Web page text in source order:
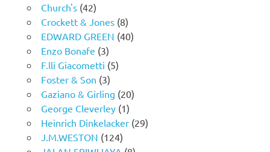
Church's(42)
Crockett & Jones(8)
EDWARD GREEN (40)
Enzo Bonafe (3)
F.lli Giacometti (5)
Foster & Son (3)
Gaziano & Girling (20)
George Cleverley(1)
Heinrich Dinkelacker(29)
J.M.WESTON (124)